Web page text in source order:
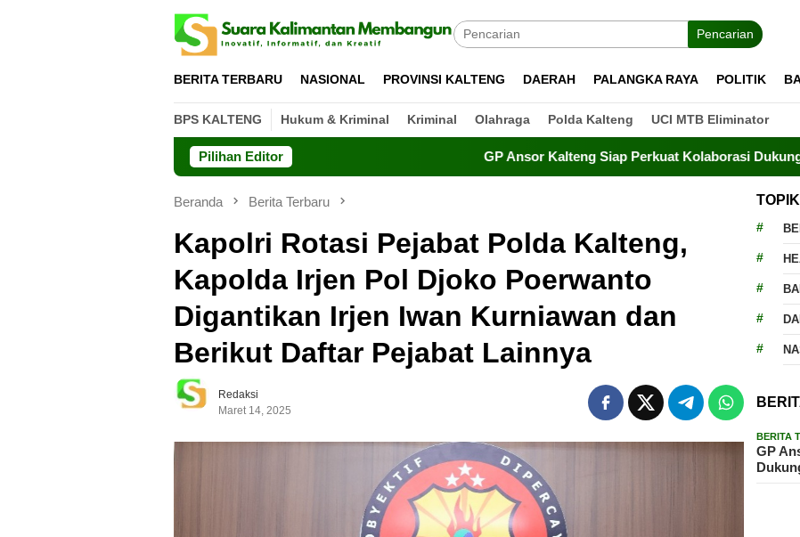
Pencarian
BERITA TERBARU NASIONAL PROVINSI KALTENG DAERAH PALANGKA RAYA POLITIK
BPS KALTENG Hukum & Kriminal Kriminal Olahraga Polda Kalteng UCI MTB Eliminator
Pilihan Editor GP Ansor Kalteng Siap Perkuat Kolaborasi Dukung Program
Beranda Berita Terbaru
Kapolri Rotasi Pejabat Polda Kalteng,
Kapolda Irjen Pol Djoko Poerwanto
Digantikan Irjen Iwan Kurniawan dan
Berikut Daftar Pejabat Lainnya
Redaksi
Maret 14, 2025
BERITA
GP